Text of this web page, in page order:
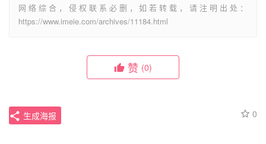
网络综合，侵权联系必删，如若转载，请注明出处：
https://www.imeie.com/archives/11184.html
赞 (0)
0
生成海报